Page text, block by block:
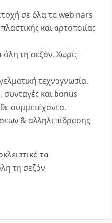
σε όλα τα webinars
και αρτοποιίας
όλη τη σεζόν. Xωρίς
τεχνογνωσία.
συνταγές και bonus
συμμετέχοντα.
& αλληλεπίδρασης
τα
τη σεζόν